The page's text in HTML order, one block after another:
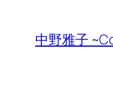
content
中野雅子